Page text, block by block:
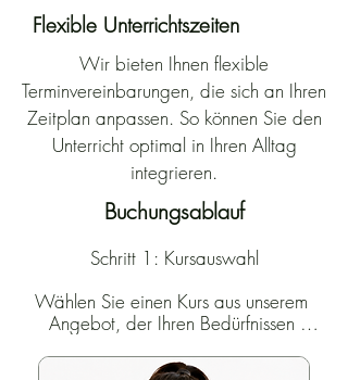
Flexible Unterrichtszeiten
Wir bieten Ihnen flexible
Terminvereinbarungen, die sich an Ihren
Zeitplan anpassen. So können Sie den
Unterricht optimal in Ihren Alltag
integrieren.
Buchungsablauf
Schritt 1: Kursauswahl
Wählen Sie einen Kurs aus unserem
Angebot, der Ihren Bedürfnissen